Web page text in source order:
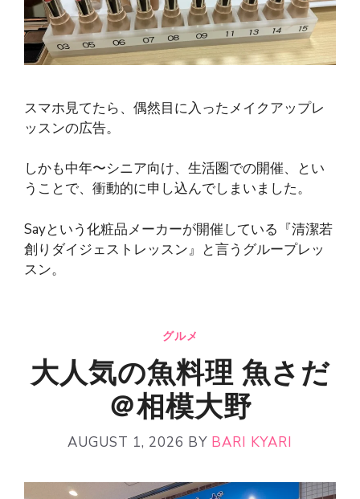
スマホ見てたら、偶然目に入ったメイクアップレ
ッスンの広告。
しかも中年〜シニア向け、生活圏での開催、とい
うことで、衝動的に申し込んでしまいました。
Sayという化粧品メーカーが開催している『清潔若
創りダイジェストレッスン』と言うグループレッ
スン。
グルメ
大人気の魚料理 魚さだ
＠相模大野
AUGUST 1, 2026 BY BARI KYARI